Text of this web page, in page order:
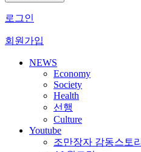
로그인
회원가입
NEWS
Economy
Society
Health
선행
Culture
Youtube
조만장자 감동스토리